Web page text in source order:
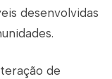
desenvolvidas
de